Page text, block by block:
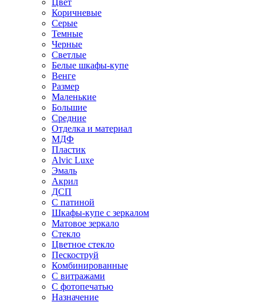
Цвет
Коричневые
Серые
Темные
Черные
Светлые
Белые шкафы-купе
Венге
Размер
Маленькие
Большие
Средние
Отделка и материал
МДФ
Пластик
Alvic Luxe
Эмаль
Акрил
ДСП
С патиной
Шкафы-купе с зеркалом
Матовое зеркало
Стекло
Цветное стекло
Пескоструй
Комбинированные
С витражами
С фотопечатью
Назначение